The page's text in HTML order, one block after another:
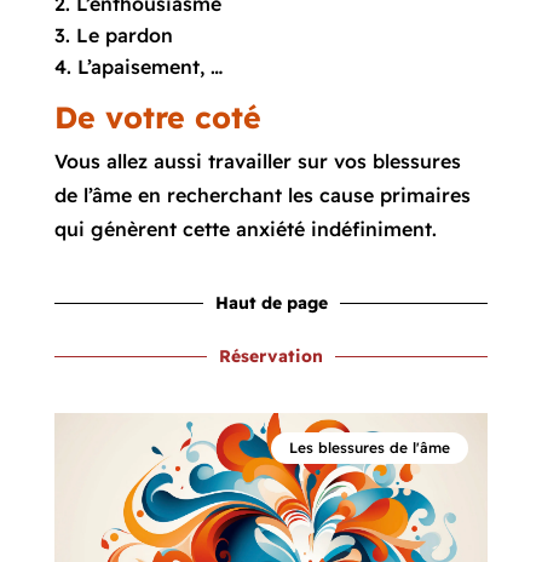
Le pardon
L’apaisement, …
De votre coté
Vous allez aussi travailler sur vos blessures
de l’âme en recherchant les cause primaires
qui génèrent cette anxiété indéfiniment.
Haut de page
Réservation
Les blessures de l'âme